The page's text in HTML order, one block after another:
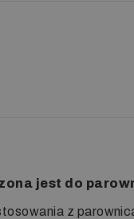
jest do
z